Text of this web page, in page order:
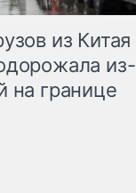
из Китая
из-
на границе